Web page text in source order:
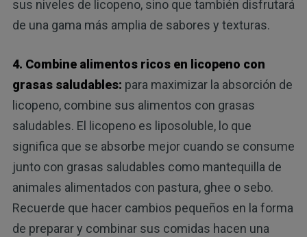
sus niveles de licopeno, sino que también disfrutará
de una gama más amplia de sabores y texturas.
4. Combine alimentos ricos en licopeno con
grasas saludables: para maximizar la absorción de
licopeno, combine sus alimentos con grasas
saludables. El licopeno es liposoluble, lo que
significa que se absorbe mejor cuando se consume
junto con grasas saludables como mantequilla de
animales alimentados con pastura, ghee o sebo.
Recuerde que hacer cambios pequeños en la forma
de preparar y combinar sus comidas hacen una